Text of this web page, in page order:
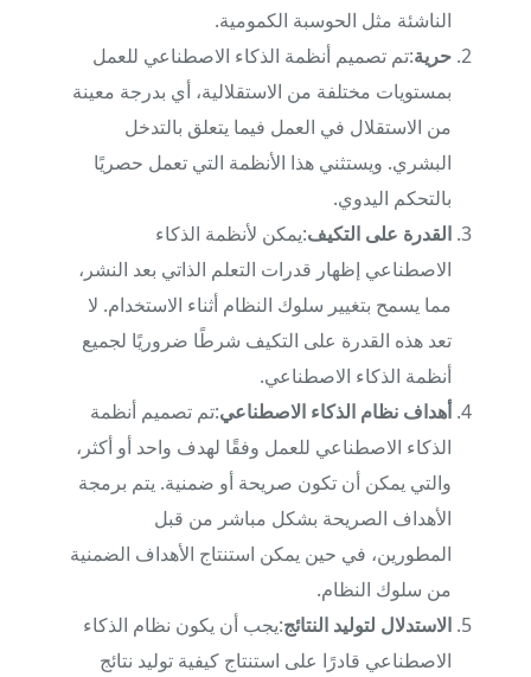
الناشئة مثل الحوسبة الكمومية.
حرية:تم تصميم أنظمة الذكاء الاصطناعي للعمل
بمستويات مختلفة من الاستقلالية، أي بدرجة معينة
من الاستقلال في العمل فيما يتعلق بالتدخل
البشري. ويستثني هذا الأنظمة التي تعمل حصريًا
بالتحكم اليدوي.
القدرة على التكيف:يمكن لأنظمة الذكاء
الاصطناعي إظهار قدرات التعلم الذاتي بعد النشر،
مما يسمح بتغيير سلوك النظام أثناء الاستخدام. لا
تعد هذه القدرة على التكيف شرطًا ضروريًا لجميع
أنظمة الذكاء الاصطناعي.
أهداف نظام الذكاء الاصطناعي:تم تصميم أنظمة
الذكاء الاصطناعي للعمل وفقًا لهدف واحد أو أكثر،
والتي يمكن أن تكون صريحة أو ضمنية. يتم برمجة
الأهداف الصريحة بشكل مباشر من قبل
المطورين، في حين يمكن استنتاج الأهداف الضمنية
من سلوك النظام.
الاستدلال لتوليد النتائج:يجب أن يكون نظام الذكاء
الاصطناعي قادرًا على استنتاج كيفية توليد نتائج